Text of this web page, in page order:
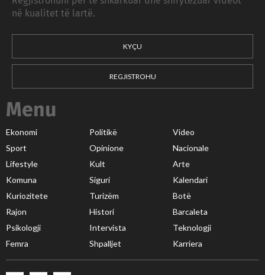
në kualitet të lartë.
KYÇU
REGJISTROHU
Menu
Ekonomi Politikë
Video
Sport
Opinione
Nacionale
Lifestyle
Kult
Arte
Komuna
Siguri
Kalendari
Kuriozitete
Turizëm
Botë
Rajon
Histori
Barcaleta
Psikologji
Intervista
Teknologji
Femra
Shpalljet Karriera